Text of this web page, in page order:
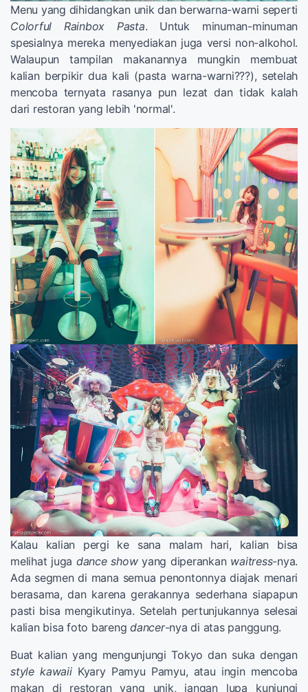
Menu yang dihidangkan unik dan berwarna-warni seperti
Colorful Rainbox Pasta. Untuk minuman-minuman
spesialnya mereka menyediakan juga versi non-alkohol.
Walaupun tampilan makanannya mungkin membuat
kalian berpikir dua kali (pasta warna-warni???), setelah
mencoba ternyata rasanya pun lezat dan tidak kalah
dari restoran yang lebih 'normal'.
Kalau kalian pergi ke sana malam hari, kalian bisa
melihat juga dance showyang diperankan waitress-nya.
Ada segmen di mana semua penontonnya diajak menari
berasama, dan karena gerakannya sederhana siapapun
pasti bisa mengikutinya. Setelah pertunjukannya selesai
kalian bisa foto bareng dancer-nya di atas panggung.
Buat kalian yang mengunjungi Tokyo dan suka dengan
style kawaiiKyary Pamyu Pamyu, atau ingin mencoba
makan di restoran yang unik, jangan lupa kunjungi